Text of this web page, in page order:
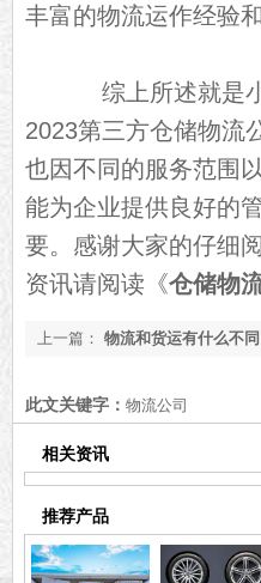
丰富的物流运作经验
综上所述就是小
2023第三方仓储物流
也因不同的服务范围
能为企业提供良好的
要。感谢大家的仔细
资讯请阅读《仓储物
上一篇： 物流和货运有什么不
此文关键字： 物流公司
相关资讯
推荐产品